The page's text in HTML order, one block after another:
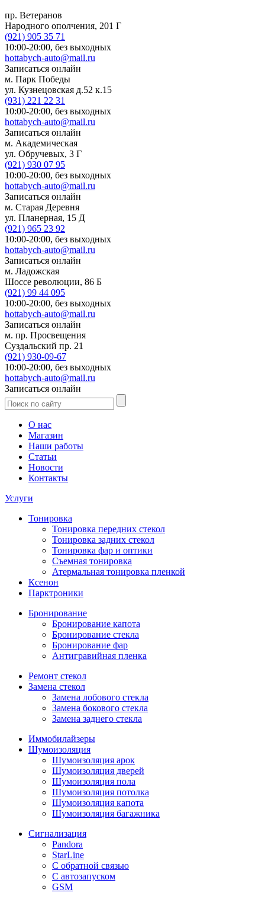
пр. Ветеранов
Народного ополчения, 201 Г
(921) 905 35 71
10:00-20:00, без выходных
hottabych-auto@mail.ru
Записаться онлайн
м. Парк Победы
ул. Кузнецовская д.52 к.15
(931) 221 22 31
10:00-20:00, без выходных
hottabych-auto@mail.ru
Записаться онлайн
м. Академическая
ул. Обручевых, 3 Г
(921) 930 07 95
10:00-20:00, без выходных
hottabych-auto@mail.ru
Записаться онлайн
м. Старая Деревня
ул. Планерная, 15 Д
(921) 965 23 92
10:00-20:00, без выходных
hottabych-auto@mail.ru
Записаться онлайн
м. Ладожская
Шоссе революции, 86 Б
(921) 99 44 095
10:00-20:00, без выходных
hottabych-auto@mail.ru
Записаться онлайн
м. пр. Просвещения
Суздальский пр. 21
(921) 930-09-67
10:00-20:00, без выходных
hottabych-auto@mail.ru
Записаться онлайн
О нас
Магазин
Наши работы
Статьи
Новости
Контакты
Услуги
Тонировка
Тонировка передних стекол
Тонировка задних стекол
Тонировка фар и оптики
Съемная тонировка
Атермальная тонировка пленкой
Ксенон
Парктроники
Бронирование
Бронирование капота
Бронирование стекла
Бронирование фар
Антигравийная пленка
Ремонт стекол
Замена стекол
Замена лобового стекла
Замена бокового стекла
Замена заднего стекла
Иммобилайзеры
Шумоизоляция
Шумоизоляция арок
Шумоизоляция дверей
Шумоизоляция пола
Шумоизоляция потолка
Шумоизоляция капота
Шумоизоляция багажника
Сигнализация
Pandora
StarLine
С обратной связью
С автозапуском
GSM